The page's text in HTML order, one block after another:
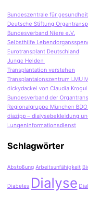
Bundeszentrale für
Deutsche Stiftung
Bundesverband Niere e.V.
Selbsthilfe
Eurotransplant Deutschland
Junge Helden
Transplantation verstehen
Transplantaionszentrum LMU
dickydackel von Claudia
Bundesverband der
Regionalgruppe München
diazipp – dialysebekleidung
Lungeninformationsdienst
Schlagwörter
Abstoßung Arbeitsunfähigkeit
Diabetes Dialyse